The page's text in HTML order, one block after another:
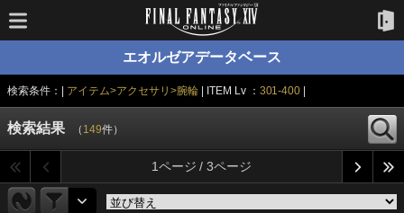
エオルゼアデータベース
検索条件：| アイテム>アクセサリ>腕輪 | ITEM Lv ： 301-400
検索結果 （ 149件）
1ページ / 3ページ